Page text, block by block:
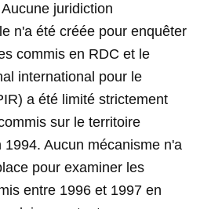
juridiction
n'a été créée pour enquêter
commis en RDC et le
international pour le
a été limité strictement
sur le territoire
1994. Aucun mécanisme n'a
pour examiner les
entre 1996 et 1997 en